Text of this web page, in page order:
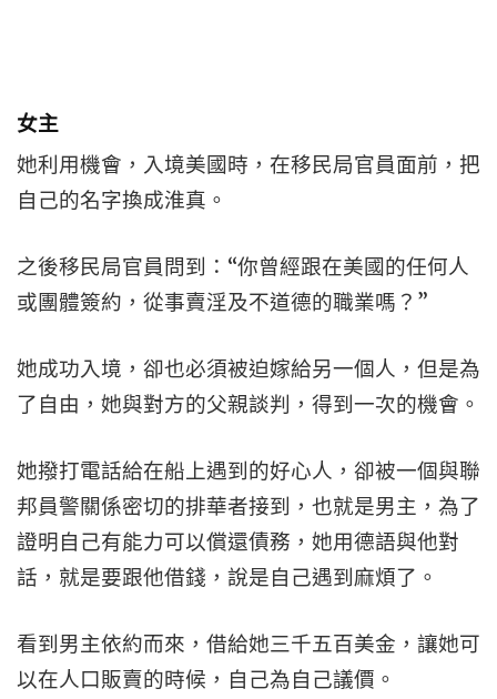
女主
她利用機會，入境美國時，在移民局官員面前，把
自己的名字換成淮真。
之後移民局官員問到：“你曾經跟在美國的任何人
或團體簽約，從事賣淫及不道德的職業嗎？”
她成功入境，卻也必須被迫嫁給另一個人，但是為
了自由，她與對方的父親談判，得到一次的機會。
她撥打電話給在船上遇到的好心人，卻被一個與聯
邦員警關係密切的排華者接到，也就是男主，為了
證明自己有能力可以償還債務，她用德語與他對
話，就是要跟他借錢，說是自己遇到麻煩了。
看到男主依約而來，借給她三千五百美金，讓她可
以在人口販賣的時候，自己為自己議價。